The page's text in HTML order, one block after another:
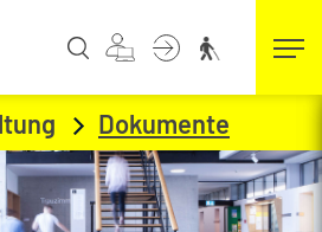
Dokumente